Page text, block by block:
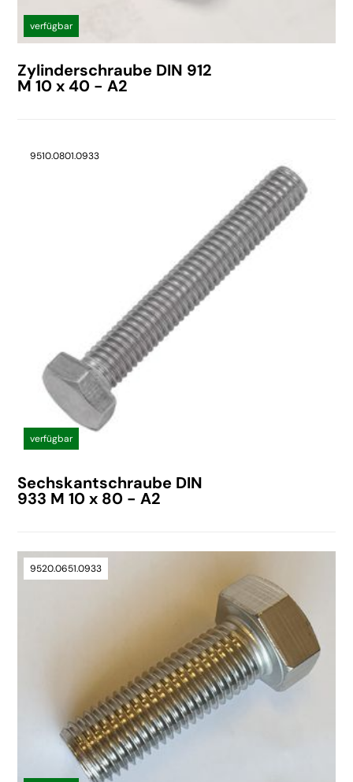
verfügbar
Zylinderschraube DIN 912
M 10 x 40 - A2
9510.0801.0933
verfügbar
Sechskantschraube DIN
933 M 10 x 80 - A2
9520.0651.0933